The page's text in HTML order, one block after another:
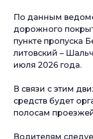
По данным
дорожного
пункте пропуска
литовский –
июля 2026 года.
В связи с этим
средств будет
полосам
Водителям